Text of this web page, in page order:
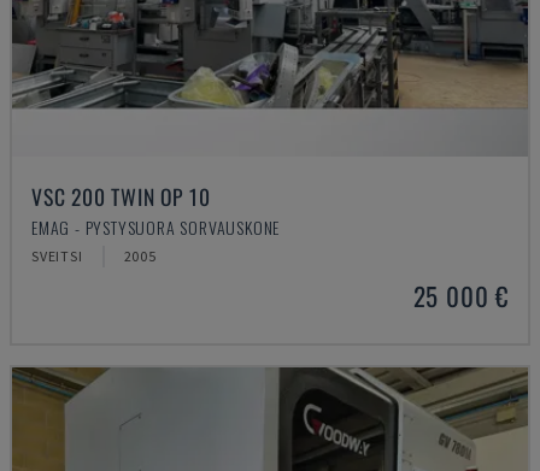
VSC 200 TWIN OP 10
EMAG - PYSTYSUORA SORVAUSKONE
SVEITSI 2005
25 000 €